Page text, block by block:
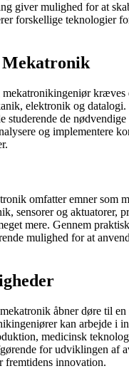
giver mulighed for at
forskellige teknologier
Mekatronik
kræves
elektronik og datalogi.
studerende de
og implementere
omfatter emner som
sensorer og aktuatorer,
mere. Gennem
mulighed for at
åbner døre til
kan arbejde i
medicinsk
for udviklingen af
fremtidens innovation.